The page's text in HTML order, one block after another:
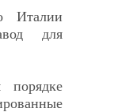
Италии
для